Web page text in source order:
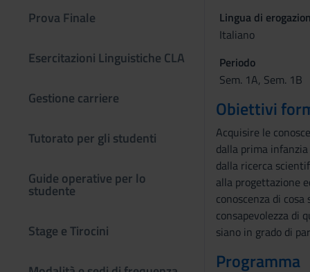
Prova Finale
Esercitazioni Linguistiche CLA
Gestione carriere
Tutorato per gli studenti
Guide operative per lo
studente
Stage e Tirocini
Lingua di
Italiano
Periodo
Sem. 1A, Sem. 1B
Obiettivi
Acquisire le
dalla prima
dalla ricerca
alla progettazione
conoscenza di
consapevolezza di
siano in grado di
Programma